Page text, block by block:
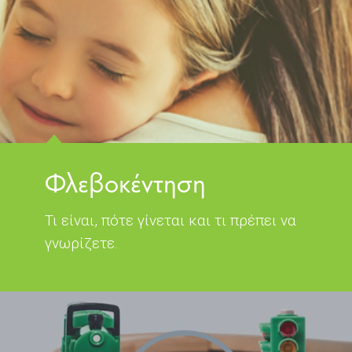
Φλεβοκέντηση
Τι είναι, πότε γίνεται και τι πρέπει να
γνωρίζετε.